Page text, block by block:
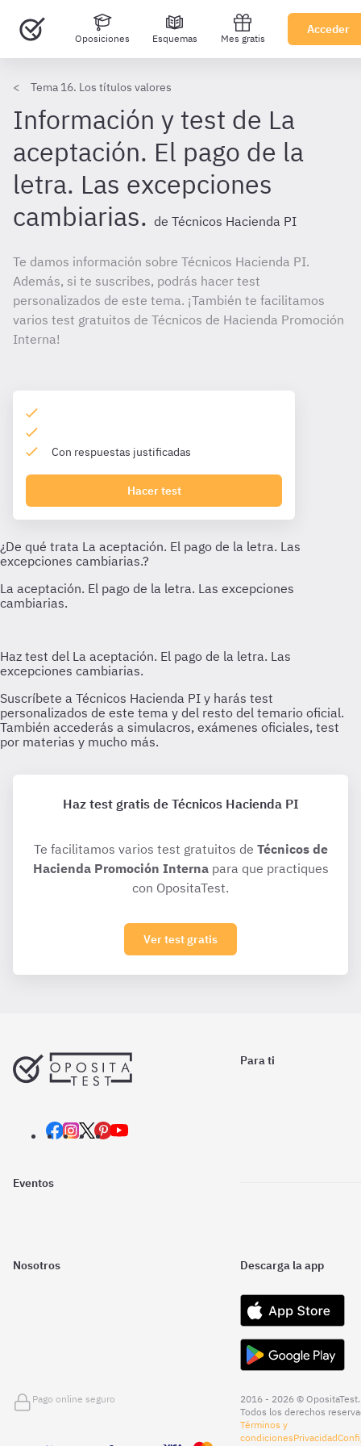
Oposiciones Esquemas Mes gratis
Acceder
Tema 16. Los títulos valores
Información y test de La
aceptación. El pago de la
letra. Las excepciones
cambiarias. de Técnicos Hacienda PI
Te damos información sobre Técnicos Hacienda PI.
Además, si te suscribes, podrás hacer test
personalizados de este tema. ¡También te facilitamos
varios test gratuitos de Técnicos de Hacienda Promoción
Interna!
Con respuestas justificadas
Hacer test
Haz test gratis de Técnicos Hacienda PI
Te facilitamos varios test gratuitos de Técnicos de
Hacienda Promoción Internapara que practiques
con OpositaTest.
Ver test gratis
Para ti
Eventos
Nosotros Descarga la app
Pago online seguro
2016 - 2026 © OpositaTest.
Todos los derechos
Términos y
condicionesPrivacidad